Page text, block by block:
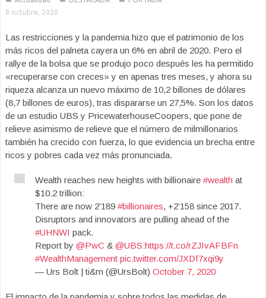
8 octubre, 2020
Las restricciones y la pandemia hizo que el patrimonio de los
más ricos del palneta cayera un 6% en abril de 2020. Pero el
rallye de la bolsa que se produjo poco después les ha permitido
«recuperarse con creces» y en apenas tres meses, y ahora su
riqueza alcanza un nuevo máximo de 10,2 billones de dólares
(8,7 billones de euros), tras dispararse un 27,5%. Son los datos
de un estudio UBS y PricewaterhouseCoopers, que pone de
relieve asimismo de relieve que el número de milmillonarios
también ha crecido con fuerza, lo que evidencia un brecha entre
ricos y pobres cada vez más pronunciada.
Wealth reaches new heights with billionaire #wealth at
$10.2 trillion:
There are now 2’189 #billionaires, +2’158 since 2017.
Disruptors and innovators are pulling ahead of the
#UHNWI pack.
Report by @PwC & @UBS:https://t.co/rZJIvAFBFn
#WealthManagement pic.twitter.com/JXDf7xqi9y
— Urs Bolt | ti&m (@UrsBolt) October 7, 2020